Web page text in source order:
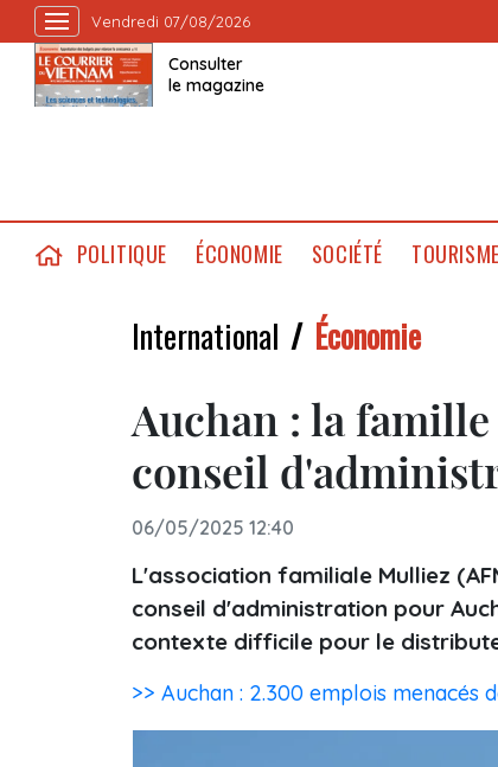
Vendredi 07/08/2026
Consulter
le magazine
POLITIQUE ÉCONOMIE SOCIÉTÉ TOURISME
International Économie
Auchan : la
conseil
06/05/2025 12:40
L'association familiale Mulliez
conseil d'administration pour
contexte difficile pour le
>> Auchan : 2.300 emplois menacés